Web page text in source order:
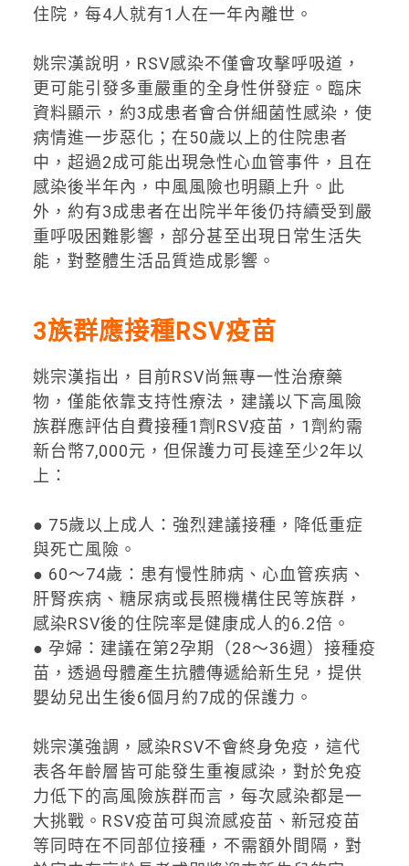
住院，每4人就有1人在一年內離世。
姚宗漢說明，RSV感染不僅會攻擊呼吸道，
更可能引發多重嚴重的全身性併發症。臨床
資料顯示，約3成患者會合併細菌性感染，使
病情進一步惡化；在50歲以上的住院患者
中，超過2成可能出現急性心血管事件，且在
感染後半年內，中風風險也明顯上升。此
外，約有3成患者在出院半年後仍持續受到嚴
重呼吸困難影響，部分甚至出現日常生活失
能，對整體生活品質造成影響。
3族群應接種RSV疫苗
姚宗漢指出，目前RSV尚無專一性治療藥
物，僅能依靠支持性療法，建議以下高風險
族群應評估自費接種1劑RSV疫苗，1劑約需
新台幣7,000元，但保護力可長達至少2年以
上：
● 75歲以上成人：強烈建議接種，降低重症
與死亡風險。
● 60～74歲：患有慢性肺病、心血管疾病、
肝腎疾病、糖尿病或長照機構住民等族群，
感染RSV後的住院率是健康成人的6.2倍。
● 孕婦：建議在第2孕期（28～36週）接種疫
苗，透過母體產生抗體傳遞給新生兒，提供
嬰幼兒出生後6個月約7成的保護力。
姚宗漢強調，感染RSV不會終身免疫，這代
表各年齡層皆可能發生重複感染，對於免疫
力低下的高風險族群而言，每次感染都是一
大挑戰。RSV疫苗可與流感疫苗、新冠疫苗
等同時在不同部位接種，不需額外間隔，對